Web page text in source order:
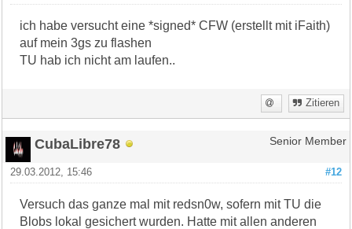
ich habe versucht eine *signed* CFW (erstellt mit iFaith)
auf mein 3gs zu flashen
TU hab ich nicht am laufen..
Zitieren
CubaLibre78 Senior Member
#12
29.03.2012, 15:46
Versuch das ganze mal mit redsn0w, sofern mit TU die
Blobs lokal gesichert wurden. Hatte mit allen anderen